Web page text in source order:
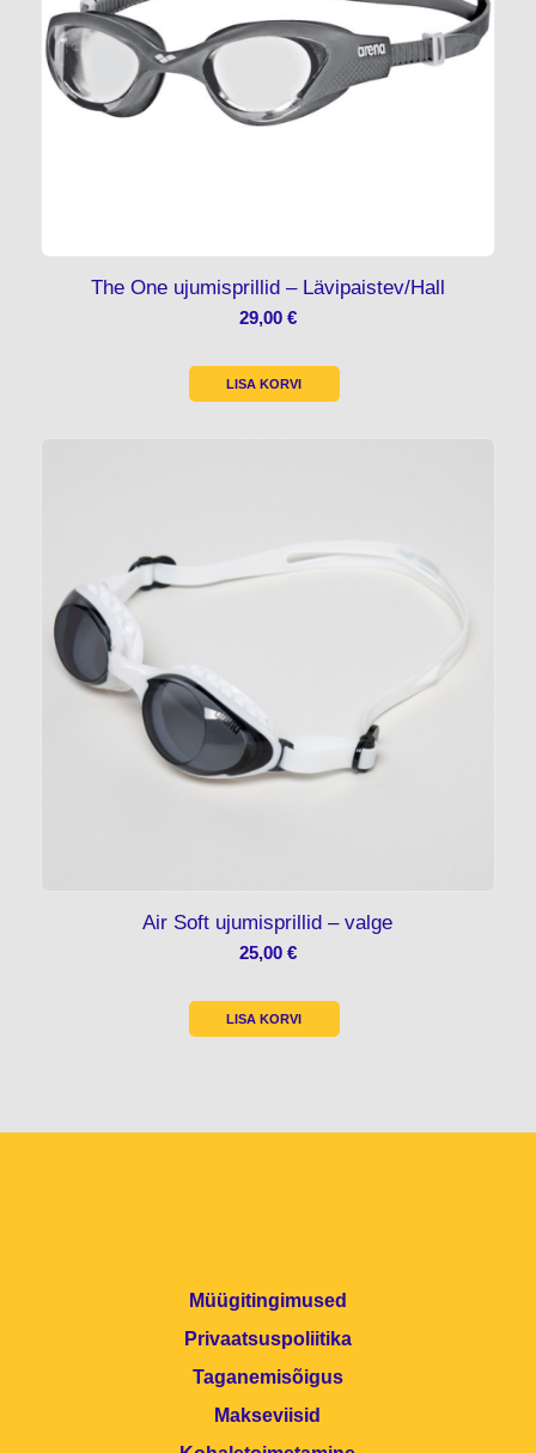
The One ujumisprillid – Lävipaistev/Hall
29,00 €
LISA KORVI
Air Soft ujumisprillid – valge
25,00 €
LISA KORVI
Müügitingimused
Privaatsuspoliitika
Taganemisõigus
Makseviisid